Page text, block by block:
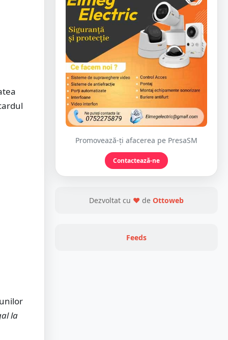
la
Promovează-ți afacerea pe PresaSM
Contactează-ne
Dezvoltat cu ❤ de Ottoweb
Feeds